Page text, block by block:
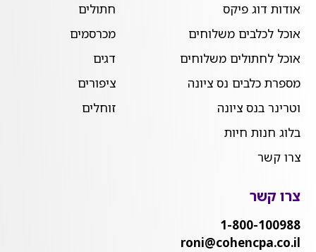
אודות דוג פיקס
אוכל לכלבים משלוחים
אוכל לחתולים משלוחים
מספרת כלבים נס ציונה
וטרינר בנס ציונה
בלוג חנות חיות
צרו קשר
חתולים
מכרסמים
דגים
ציפורים
זוחלים
צרו קשר
1-800-100988
roni@cohencpa.co.il